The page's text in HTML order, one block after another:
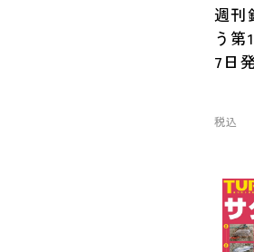
週刊
う第
7日
税込